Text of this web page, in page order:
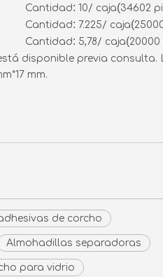
3) Cantidad: 10/ caja(34602
4) Cantidad: 7.225/ caja(
5) Cantidad: 5,78/ caja(20000
está disponible previa
mm.
de corcho
Almohadillas separadoras
para vidrio